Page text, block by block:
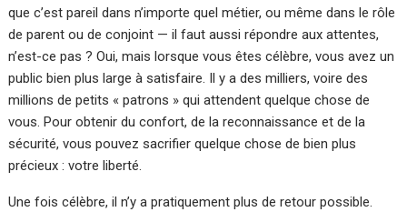
que c’est pareil dans n’importe quel métier, ou même dans le rôle
de parent ou de conjoint — il faut aussi répondre aux attentes,
n’est-ce pas ? Oui, mais lorsque vous êtes célèbre, vous avez un
public bien plus large à satisfaire. Il y a des milliers, voire des
millions de petits « patrons » qui attendent quelque chose de
vous. Pour obtenir du confort, de la reconnaissance et de la
sécurité, vous pouvez sacrifier quelque chose de bien plus
précieux : votre liberté.
Une fois célèbre, il n’y a pratiquement plus de retour possible.